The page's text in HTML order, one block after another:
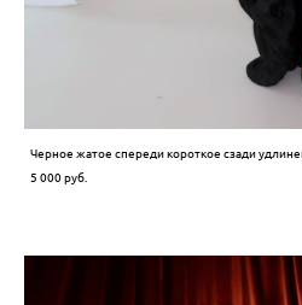
Черное жатое спереди короткое сзади
5 000 pуб.